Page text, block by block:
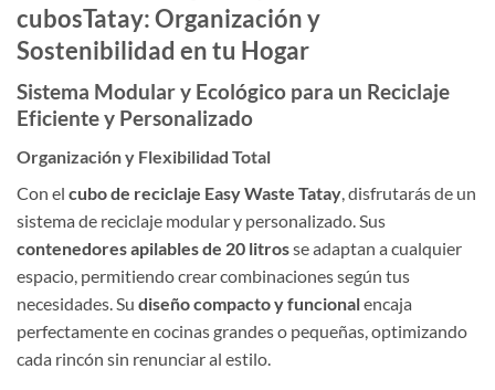
cubosTatay: Organización y
Sostenibilidad en tu Hogar
Sistema Modular y Ecológico para un Reciclaje
Eficiente y Personalizado
Organización y Flexibilidad Total
Con el cubo de reciclaje Easy Waste Tatay, disfrutarás de un
sistema de reciclaje modular y personalizado. Sus
contenedores apilables de 20 litrosse adaptan a cualquier
espacio, permitiendo crear combinaciones según tus
necesidades. Su diseño compacto y funcionalencaja
perfectamente en cocinas grandes o pequeñas, optimizando
cada rincón sin renunciar al estilo.